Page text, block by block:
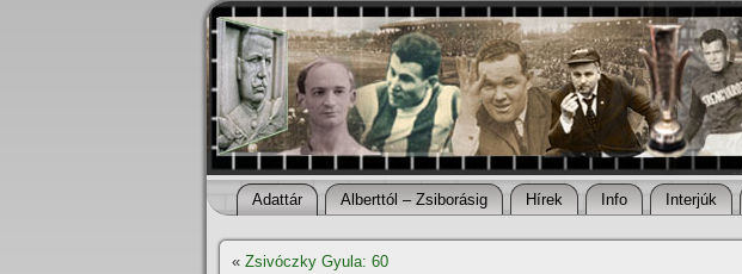
Adattár Alberttól – Zsiborásig Hí­rek Info Interjúk
« Zsivóczky Gyula: 60